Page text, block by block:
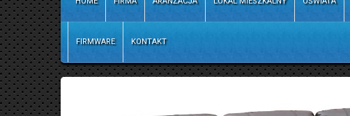
FIRMWARE KONTAKT